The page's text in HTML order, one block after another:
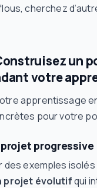
cherchez
un
votre
apprentissage
pour votre
progressive
des exemples
projet évolutifqui